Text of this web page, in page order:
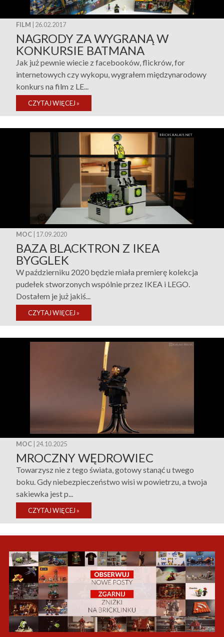
FILM | 26.02.2017
NAGRODY ZA WYGRANĄ W
KONKURSIE BATMANA
Jak już pewnie wiecie z facebooków, flickrów, for
internetowych czy wykopu, wygrałem międzynarodowy
konkurs na film z LE...
CZYTAJ WIĘCEJ »
MOC | 17.09.2020
BAZA BLACKTRON Z IKEA
BYGGLEK
W październiku 2020 będzie miała premierę kolekcja
pudełek stworzonych wspólnie przez IKEA i LEGO.
Dostałem je już jakiś...
CZYTAJ WIĘCEJ »
MOC | 24.10.2025
MROCZNY WĘDROWIEC
Towarzysz nie z tego świata, gotowy stanąć u twego
boku. Gdy niebezpieczeństwo wisi w powietrzu, a twoja
sakiewka jest p...
CZYTAJ WIĘCEJ »